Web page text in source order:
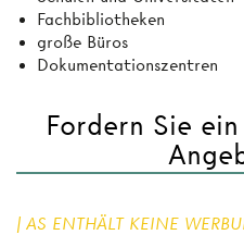
Fachbibliotheken
große Büros
Dokumentationszentren
Fordern Sie
| AS ENTHÄLT KEINE